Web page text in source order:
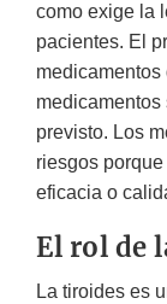
como exige la
pacientes. El
previsto. Los
riesgos
eficacia o
El rol de
La tiroides es